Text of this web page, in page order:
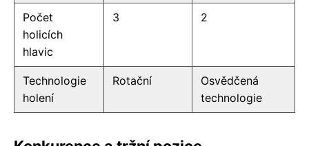
Počet
holicích
hlavic
3 2
Technologie
holení
Rotační
Osvědčená
technologie